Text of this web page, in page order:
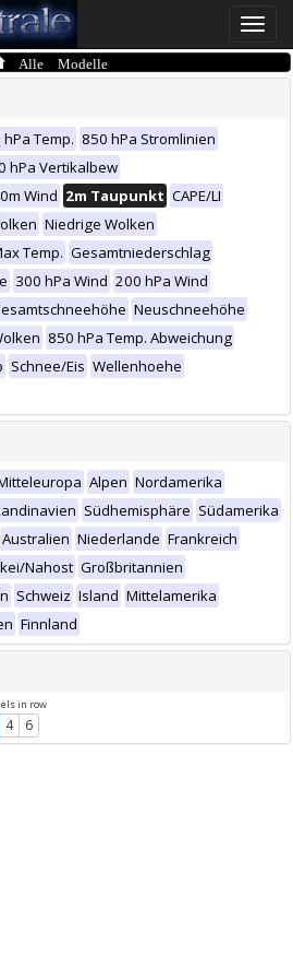
Toggle
Alle Modelle
hPa Temp. 850 hPa Stromlinien
hPa Vertikalbew
Wind 2m Taupunkt CAPE/LI
Niedrige Wolken
Temp. Gesamtniederschlag
300 hPa Wind 200 hPa Wind
Neuschneehöhe
850 hPa Temp. Abweichung
Schnee/Eis Wellenhoehe
Alpen Nordamerika
Südhemisphäre Südamerika
Australien Niederlande Frankreich
Nahost Großbritannien
Schweiz Island Mittelamerika
Finnland
in row
4 6